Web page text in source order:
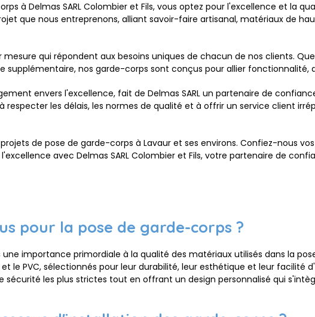
à Delmas SARL Colombier et Fils, vous optez pour l'excellence et la
que nous entreprenons, alliant savoir-faire artisanal, matériaux de
qui répondent aux besoins uniques de chacun de nos clients.
nos garde-corps sont conçus pour allier fonctionnalité,
envers l'excellence, fait de Delmas SARL un partenaire de
les délais, les normes de qualité et à offrir un service client
de pose de garde-corps à Lavaur et ses environs. Confiez-nous
avec Delmas SARL Colombier et Fils, votre partenaire de
pour la pose de garde-corps ?
une importance primordiale à la qualité des matériaux utilisés dans la
le PVC, sélectionnés pour leur durabilité, leur esthétique et leur facilité
sécurité les plus strictes tout en offrant un design personnalisé qui